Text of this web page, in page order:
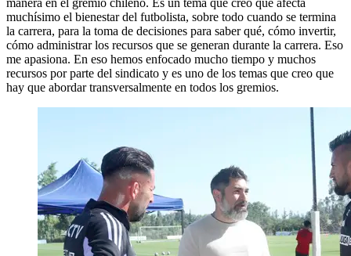
manera en el gremio chileno. Es un tema que creo que afecta
muchísimo el bienestar del futbolista, sobre todo cuando se termina
la carrera, para la toma de decisiones para saber qué, cómo invertir,
cómo administrar los recursos que se generan durante la carrera. Eso
me apasiona. En eso hemos enfocado mucho tiempo y muchos
recursos por parte del sindicato y es uno de los temas que creo que
hay que abordar transversalmente en todos los gremios.